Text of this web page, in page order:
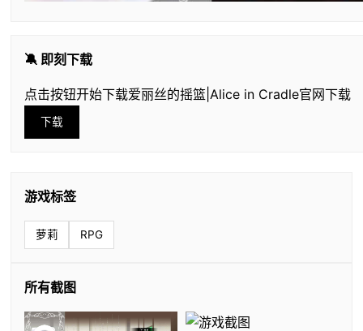
🔕 即刻下载
点击按钮开始下载爱丽丝的摇篮|Alice in Cradle官网下载
下载
游戏标签
萝莉 RPG
所有截图